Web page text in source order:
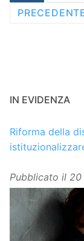
IN EVIDENZA
Riforma della
Pubblicato il 20